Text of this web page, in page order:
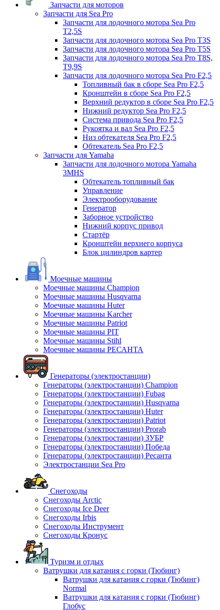
Запчасти для моторов
Запчасти для Sea Pro
Запчасти для лодочного мотора Sea Pro
Т2,5S
Запчасти для лодочного мотора Sea Pro Т3S
Запчасти для лодочного мотора Sea Pro Т5S
Запчасти для лодочного мотора Sea Pro Т8S,
T9,9S
Запчасти для лодочного мотора Sea Pro F2,5
Топливный бак в сборе Sea Pro F2,5
Кронштейн в сборе Sea Pro F2,5
Верхний редуктор в сборе Sea Pro F2,5
Нижний редуктор Sea Pro F2,5
Система привода Sea Pro F2,5
Рукоятка и вал Sea Pro F2,5
Низ обтекателя Sea Pro F2,5
Обтекатель Sea Pro F2,5
Запчасти для Yamaha
Запчасти для лодочного мотора Yamaha
3MHS
Обтекатель топливный бак
Управление
Электрооборудование
Генератор
Заборное устройство
Нижний корпус привод
Стартёр
Кронштейн верхнего корпуса
Блок цилиндров картер
Моечные машины
Моечные машины Champion
Моечные машины Husqvarna
Моечные машины Huter
Моечные машины Karcher
Моечные машины Patriot
Моечные машины PIT
Моечные машины Stihl
Моечные машины РЕСАНТА
Генераторы (электростанции)
Генераторы (электростанции) Champion
Генераторы (электростанции) Fubag
Генераторы (электростанции) Husqvarna
Генераторы (электростанции) Huter
Генераторы (электростанции) Patriot
Генераторы (электростанции) Prorab
Генераторы (электростанции) ЗУБР
Генераторы (электростанции) Победа
Генераторы (электростанции) Ресанта
Электростанции Sea Pro
Снегоходы
Снегоходы Arctic
Снегоходы Ice Deer
Снегоходы Irbis
Снегоходы Инструмент
Снегоходы Кронус
Туризм и отдых
Ватрушки для катания с горки (Тюбинг)
Ватрушки для катания с горки (Тюбинг)
Normal
Ватрушки для катания с горки (Тюбинг)
Глобус